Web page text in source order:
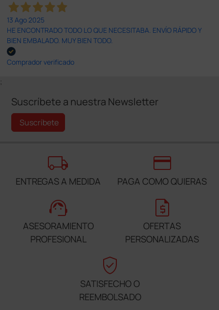
13 Ago 2025
HE ENCONTRADO TODO LO QUE NECESITABA. ENVÍO RÁPIDO Y
BIEN EMBALADO. MUY BIEN TODO.
Comprador verificado
;
Suscríbete a nuestra Newsletter
Suscríbete
local_shipping
ENTREGAS A MEDIDA
credit_card
PAGA COMO QUIERAS
support_agent
ASESORAMIENTO
PROFESIONAL
request_quote
OFERTAS
PERSONALIZADAS
verified_user
SATISFECHO O
REEMBOLSADO